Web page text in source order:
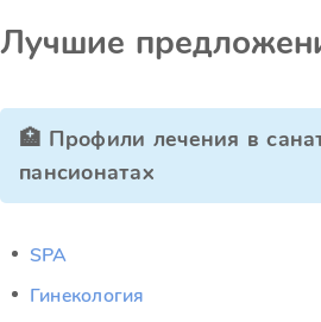
Лучшие
🏥 Профили лечения в
пансионатах
SPA
Гинекология